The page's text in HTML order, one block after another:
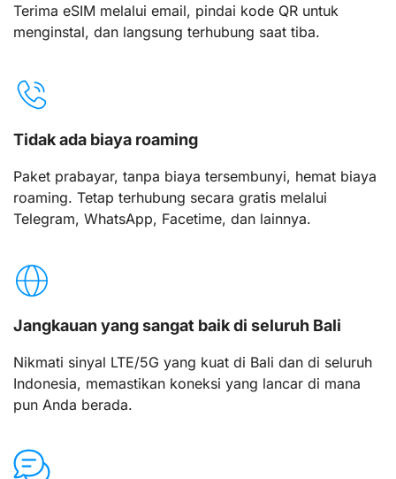
Terima eSIM melalui email, pindai kode QR untuk
menginstal, dan langsung terhubung saat tiba.
Tidak ada biaya roaming
Paket prabayar, tanpa biaya tersembunyi, hemat biaya
roaming. Tetap terhubung secara gratis melalui
Telegram, WhatsApp, Facetime, dan lainnya.
Jangkauan yang sangat baik di seluruh Bali
Nikmati sinyal LTE/5G yang kuat di Bali dan di seluruh
Indonesia, memastikan koneksi yang lancar di mana
pun Anda berada.